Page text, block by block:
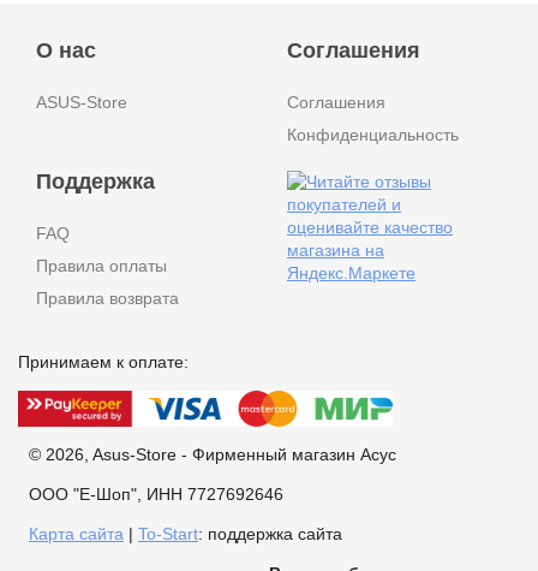
О нас
ASUS-Store
Соглашения
Соглашения
Конфиденциальность
Поддержка
FAQ
Правила оплаты
Правила возврата
Принимаем к оплате:
© 2026, Asus-Store - Фирменный магазин Асус
ООО "Е-Шоп", ИНН 7727692646
Карта сайта | To-Start: поддержка сайта